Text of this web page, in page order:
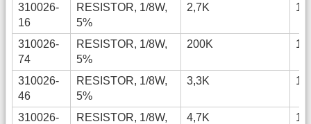
310026-
16
RESISTOR, 1/8W,
5%
2,7K
310026-
74
RESISTOR, 1/8W,
5%
200K
310026-
46
RESISTOR, 1/8W,
5%
3,3K
310026-
RESISTOR, 1/8W,
4,7K